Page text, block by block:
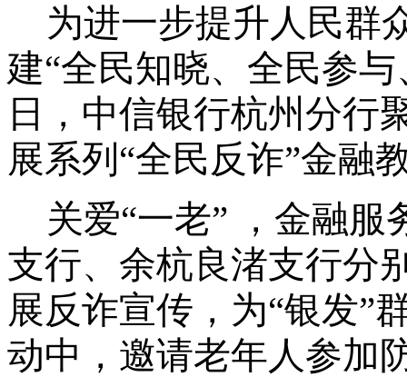
为进一步提升人民群
建“全民知晓、全民参
日，中信银行杭州分行
展系列“全民反诈”金融
关爱“一老” ，金融
支行、余杭良渚支行分
展反诈宣传，为“银发”
动中，邀请老年人参加